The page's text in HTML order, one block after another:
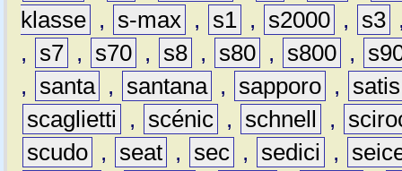
klasse , s-max , s1 , s2000 , s3
,
s7 , s70 , s8 , s80 , s800 ,
,
santa , santana , sapporo ,
satis
scaglietti
, scénic , schnell ,
scudo , seat , sec , sedici ,